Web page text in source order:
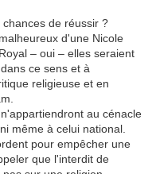
de réussir ?
d'une Nicole
– oui – elles seraient
ce sens et à
religieuse et en
au cénacle
même à celui national.
pour empêcher une
que l'interdit de